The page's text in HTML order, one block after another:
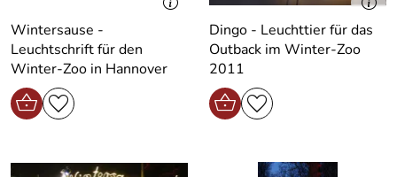
Wintersause -
Leuchtschrift für den
Winter-Zoo in Hannover
Dingo - Leuchttier für das
Outback im Winter-Zoo
2011